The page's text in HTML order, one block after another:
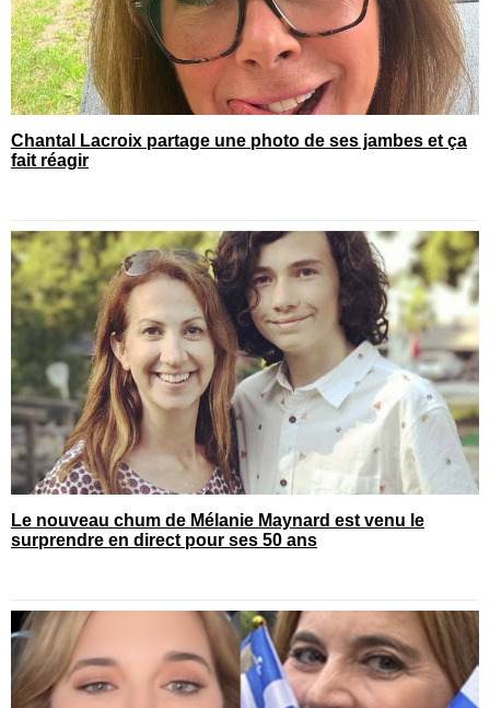
Chantal Lacroix partage une photo de ses jambes et ça
fait réagir
Le nouveau chum de Mélanie Maynard est venu le
surprendre en direct pour ses 50 ans